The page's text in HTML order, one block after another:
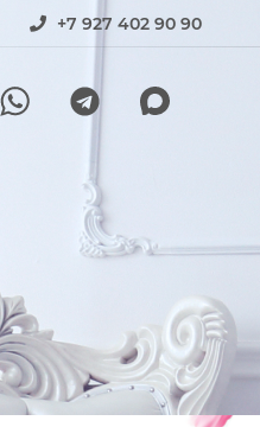
+7 927 402 90 90